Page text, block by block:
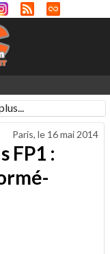
Paris, le 16 mai 2014
FP1 :